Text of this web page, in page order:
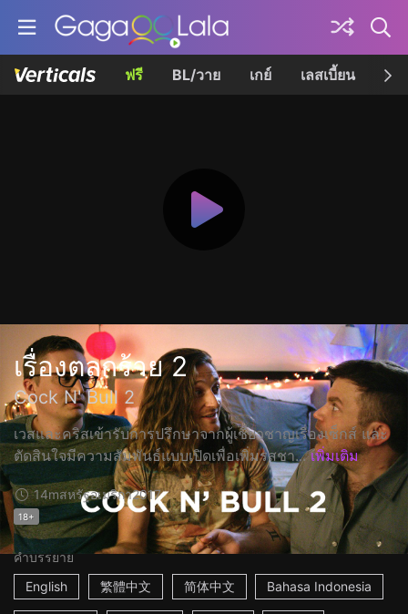
ฟรี BL/วาย เกย์ เลสเบี้ยน เค
เรื่องตลกร้าย 2
Cock N' Bull 2
เวสและคริสเข้ารับการปรึกษาจากผู้เชี่ยวชาญเรื่องเซ็กส์ และ
ตัดสินใจมีความสัมพันธ์แบบเปิดเพื่อเพิ่มรสชา... เพิ่มเติม
14mสหรัฐอเมริกา2017
18+
คำบรรยาย
English
繁體中文 简体中文 Bahasa Indonesia